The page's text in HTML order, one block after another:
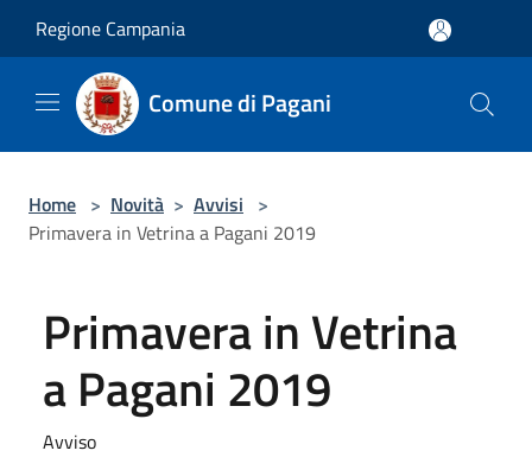
Regione Campania
Comune di Pagani
Home > Novità > Avvisi >
Primavera in Vetrina a Pagani 2019
Primavera in Vetrina
a Pagani 2019
Avviso